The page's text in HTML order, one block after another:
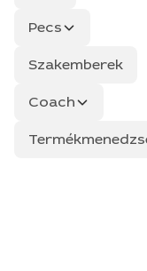
Pecs
Szakemberek
Coach